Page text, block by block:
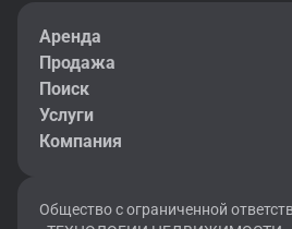
Аренда
Продажа
Поиск
Услуги
Компания
Общество с ограниченной